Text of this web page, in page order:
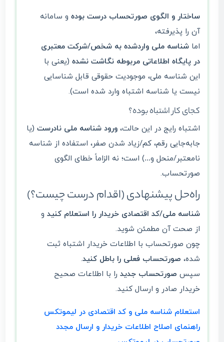
ساختار و الگوی صورتحساب درست بودهو سامانه
آن را پذیرفته،
اما شناسه ملی واردشده به شخص/شرکت معتبری
در پایگاه اطلاعاتی مربوطه نگاشت نشده(یعنی با
این شناسه ملی، موجودیت حقوقی قابل شناسایی
نیست یا شناسه اشتباه وارد شده است).
کجای کار اشتباه بوده؟
اشتباه رایج در این حالت، ورود شناسه ملی نادرست(یا
جابه‌جایی رقم، کم/زیاد شدن صفر، استفاده از شناسه
نامعتبر/منحل و…) است؛ نه الزاماً خطای الگوی
صورتحساب.
راه‌حل پیشنهادی (اقدام درست چیست؟)
شناسه ملی/کد اقتصادی خریدار را استعلام کنیدو
از صحت آن مطمئن شوید.
چون صورتحساب با اطلاعات خریدار اشتباه ثبت
شده، صورتحساب فعلی را باطل کنید.
سپس صورتحساب جدیدرا با اطلاعات صحیح
خریدار صادر و ارسال کنید.
استعلام شناسه ملی و کد اقتصادی در لیموتکس
راهنمای اصلاح اطلاعات خریدار و ارسال مجدد